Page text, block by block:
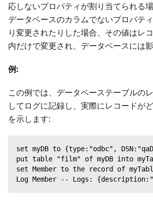
応しないプロパティが割り当てられる場
データベースのカラムでないプロパテ
り変更されたりした場合、その値はレ
内だけで変更され、データベースには影
例:
この例では、データベーステーブルの
してログに記録し、実際にレコードが
を示します:
set myDB to {type:"odbc",
put table "film" of myDB into
set Member to the record of myTable
Log Member -- Logs: